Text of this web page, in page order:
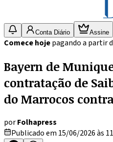
Conta Diário Assine
Comece hojepagando a partir
Bayern de
contratação de
do Marrocos
porFolhapress
Publicado em 15/06/2026 às